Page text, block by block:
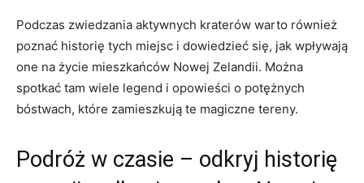
Podczas zwiedzania aktywnych kraterów warto również‌
poznać historię ⁢tych miejsc i dowiedzieć się, jak wpływają
one na życie mieszkańców Nowej Zelandii. Można
spotkać tam wiele legend i opowieści o potężnych
bóstwach, które zamieszkują ⁣te magiczne‍ tereny.
Podróż w​ czasie – odkryj historię